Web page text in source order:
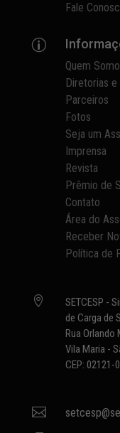
Fale
p
Quem
Diretorias
Parceiros
Fotos
Seja um
Imprensa
Revista
Prêmio de
Contato
Área do
Receber
Política de

SETCESP -
de Carga de
Rua Orlando
Vila Maria -
CEP: 02121-
